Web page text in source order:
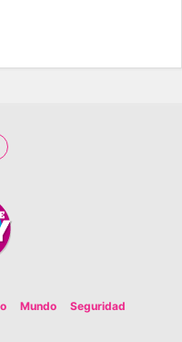
Mundo Seguridad